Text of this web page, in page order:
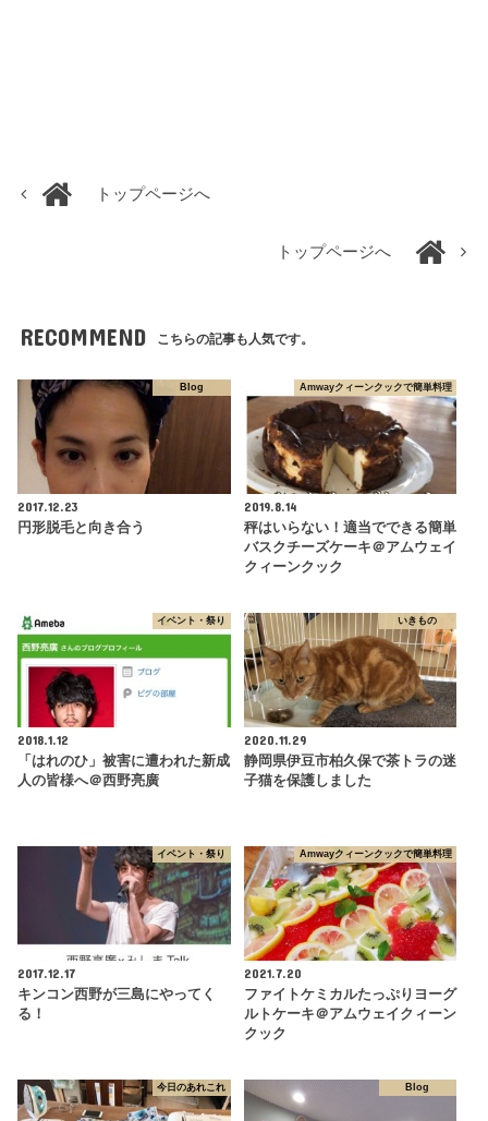
トップページへ
トップページへ
RECOMMEND こちらの記事も人気です。
Blog
2017.12.23
円形脱毛と向き合う
Amwayクィーンクックで簡単料理
2019.8.14
秤はいらない！適当でできる簡単
バスクチーズケーキ＠アムウェイ
クィーンクック
イベント・祭り
2018.1.12
「はれのひ」被害に遭われた新成
人の皆様へ＠西野亮廣
いきもの
2020.11.29
静岡県伊豆市柏久保で茶トラの迷
子猫を保護しました
イベント・祭り
2017.12.17
キンコン西野が三島にやってく
る！
Amwayクィーンクックで簡単料理
2021.7.20
ファイトケミカルたっぷりヨーグ
ルトケーキ＠アムウェイクィーン
クック
今日のあれこれ Blog